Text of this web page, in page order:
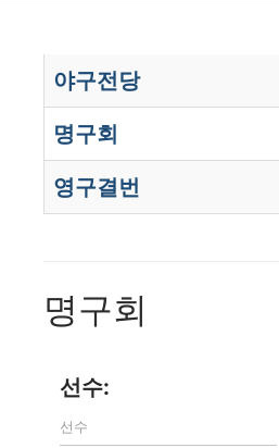
야구전당
명구회
영구결번
명구회
선수: